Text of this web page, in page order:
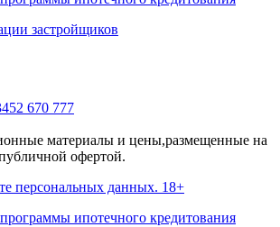
застройщиков
670 777
материалы и цены,размещенные на
офертой.
персональных данных. 18+
ипотечного кредитования